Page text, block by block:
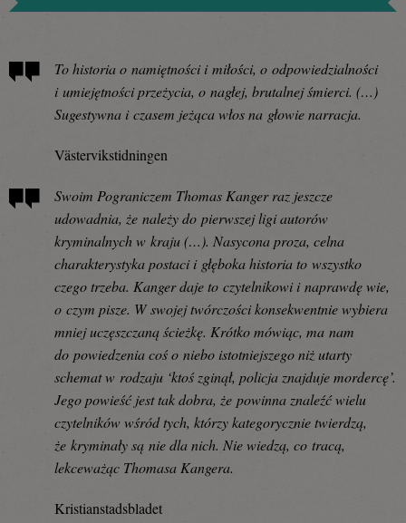
To historia o namiętności i miłości, o odpowiedzialności
i umiejętności przeżycia, o nagłej, brutalnej śmierci. (…)
Sugestywna i czasem jeżąca włos na głowie narracja.
Västervikstidningen
Swoim Pograniczem Thomas Kanger raz jeszcze
udowadnia, że należy do pierwszej ligi autorów
kryminalnych w kraju (…). Nasycona proza, celna
charakterystyka postaci i głęboka historia to wszystko
czego trzeba. Kanger daje to czytelnikowi i naprawdę wie,
o czym pisze. W swojej twórczości konsekwentnie wybiera
mniej uczęszczaną ścieżkę. Krótko mówiąc, ma nam
do powiedzenia coś o niebo istotniejszego niż utarty
schemat w rodzaju ‘ktoś zginął, policja znajduje mordercę’.
Jego powieść jest tak dobra, że powinna znaleźć wielu
czytelników wśród tych, którzy kategorycznie twierdzą,
że kryminały są nie dla nich. Nie wiedzą, co tracą,
lekceważąc Thomasa Kangera.
Kristianstadsbladet